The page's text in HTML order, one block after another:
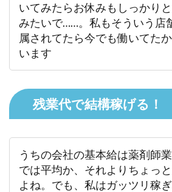
いてみたらお休みもしっかり
みたいで……。私もそういう店
属されてたら今でも働いてた
います
残業代で結構稼げる！
うちの会社の基本給は薬剤師
では平均か、それよりちょっ
よね。でも、私はガッツリ稼